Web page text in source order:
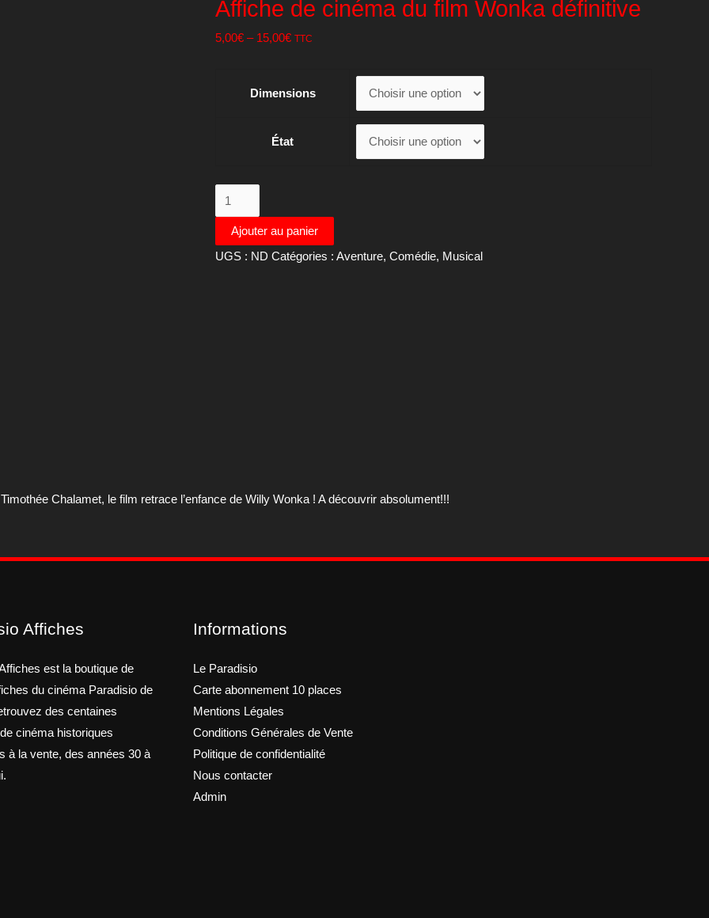
Affiche de cinéma du film Wonka définitive
5,00€ – 15,00€ TTC
Dimensions
État
quantité
de
Affiche
de
Ajouter au panier
UGS : ND Catégories : Aventure, Comédie, Musical
Chalamet, le film retrace l’enfance de Willy Wonka ! A découvrir absolument!!!
Affiches
est la boutique de
du cinéma Paradisio de
des centaines
cinéma historiques
à la vente, des années 30 à
Informations
Le Paradisio
Carte abonnement 10 places
Mentions Légales
Conditions Générales de Vente
Politique de confidentialité
Nous contacter
Admin